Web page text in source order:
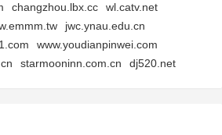
changzhou.lbx.cc
wl.catv.net
jwc.ynau.edu.cn
www.youdianpinwei.com
starmooninn.com.cn dj520.net